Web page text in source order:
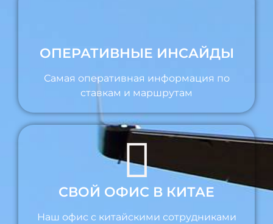
ОПЕРАТИВНЫЕ ИНСАЙДЫ
Самая оперативная информация по
ставкам и маршрутам
СВОЙ ОФИС В КИТАЕ
Наш офис с китайскими сотрудниками